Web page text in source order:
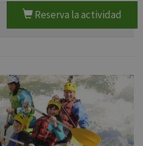
Reserva la actividad